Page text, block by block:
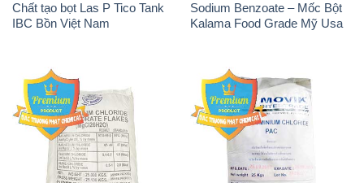
Chất tạo bọt Las P Tico Tank
IBC Bồn Việt Nam
Sodium Benzoate – Mốc Bột
Kalama Food Grade Mỹ Usa